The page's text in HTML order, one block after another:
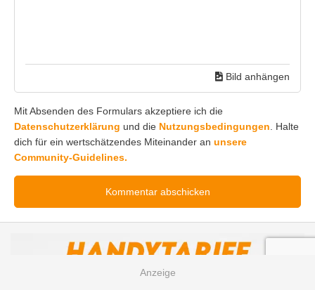
Bild anhängen
Mit Absenden des Formulars akzeptiere ich die
Datenschutzerklärung und die Nutzungsbedingungen . Halte
dich für ein wertschätzendes Miteinander an unsere
Community-Guidelines.